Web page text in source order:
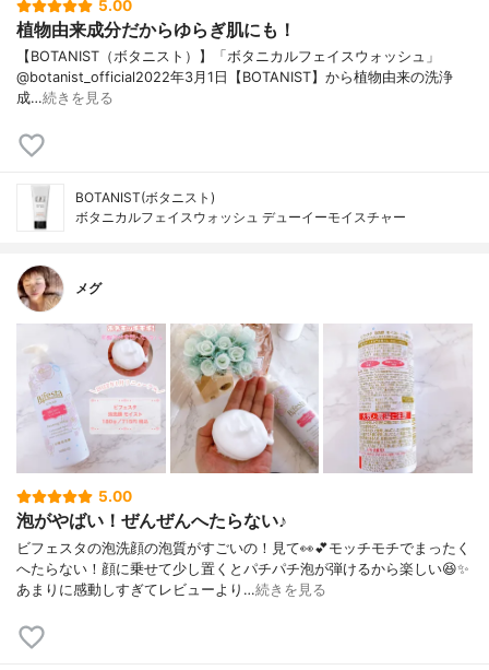
5.00
植物由来成分だからゆらぎ肌にも！
【BOTANIST（ボタニスト）】「ボタニカルフェイスウォッシュ」
@botanist_official2022年3月1日【BOTANIST】から植物由来の洗浄
成…続きを見る
BOTANIST(ボタニスト)
ボタニカルフェイスウォッシュ デューイーモイスチャー
メグ
5.00
泡がやばい！ぜんぜんへたらない♪
ビフェスタの泡洗顔の泡質がすごいの！見て👀💕モッチモチでまったく
へたらない！顔に乗せて少し置くとパチパチ泡が弾けるから楽しい😆✨
あまりに感動しすぎてレビューより…続きを見る